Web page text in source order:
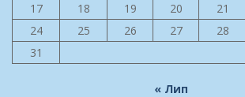
17
18 19 20 21
24
25 26 27 28
31
« Лип